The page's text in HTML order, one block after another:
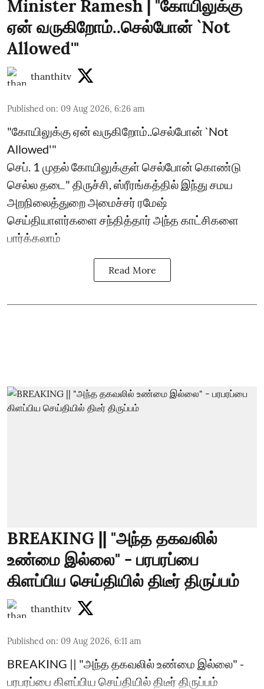
Minister Ramesh | "கோயிலுக்கு
ஏன் வருகிறோம்..செல்போன் `Not
Allowed'"
thanthitv
Published on: 09 Aug 2026, 6:26 am
"கோயிலுக்கு ஏன் வருகிறோம்..செல்போன் `Not
Allowed'"
செப். 1 முதல் கோயிலுக்குள் செல்போன் கொண்டு
செல்ல தடை" திருச்சி, ஸ்ரீரங்கத்தில் இந்து சமய
அறநிலைத்துறை அமைச்சர் ரமேஷ்
செய்தியாளர்களை சந்தித்தார் அந்த காட்சிகளை
பார்க்கலாம்
Read More
BREAKING || "அந்த தகவலில்
உண்மை இல்லை" - பரபரப்பை
கிளப்பிய செய்தியில் திடீர் திருப்பம்
thanthitv
Published on: 09 Aug 2026, 6:11 am
BREAKING || "அந்த தகவலில் உண்மை இல்லை" -
பரபரப்பை கிளப்பிய செய்தியில் திடீர் திருப்பம்